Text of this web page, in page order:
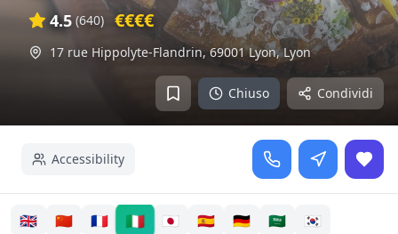
Chiuso Condividi
4.5 (640) €€€€
17 rue Hippolyte-Flandrin, 69001 Lyon,Lyon
Accessibility
🇬🇧 🇨🇳 🇫🇷 🇮🇹 🇯🇵 🇪🇸 🇩🇪 🇸🇦 🇰🇷